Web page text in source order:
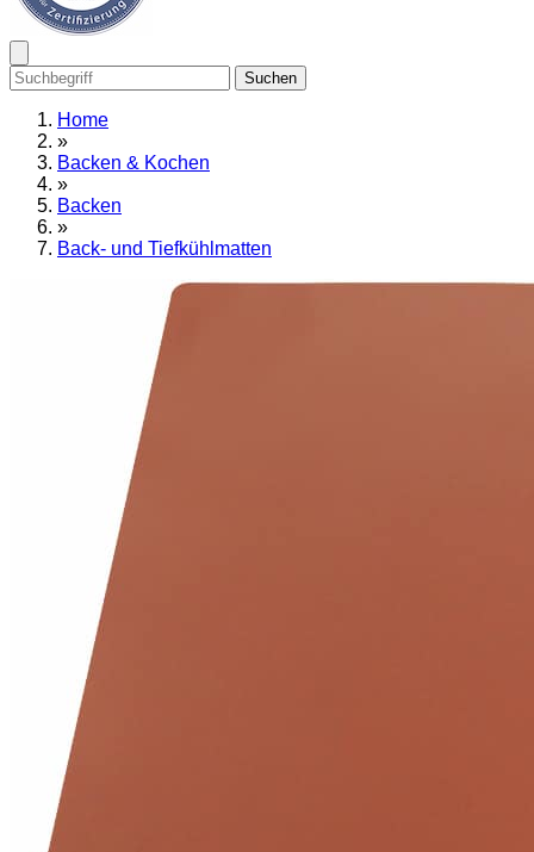
Suchen
Home
»
Backen & Kochen
»
Backen
»
Back- und Tiefkühlmatten